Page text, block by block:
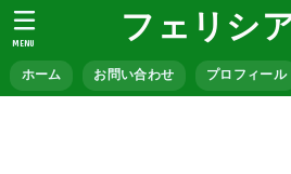
フェリシ
ホーム お問い合わせ プロフィール
MENU